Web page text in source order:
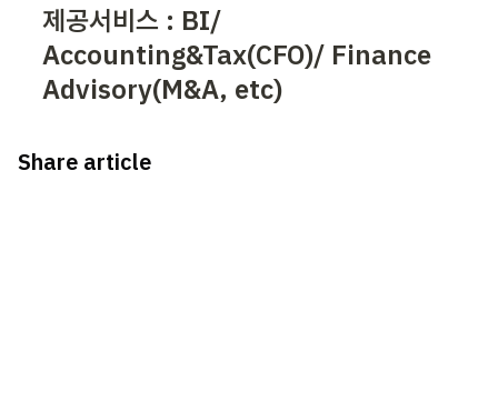
제공서비스 : BI/
Accounting&Tax(CFO)/ Finance
Advisory(M&A, etc)
Share article